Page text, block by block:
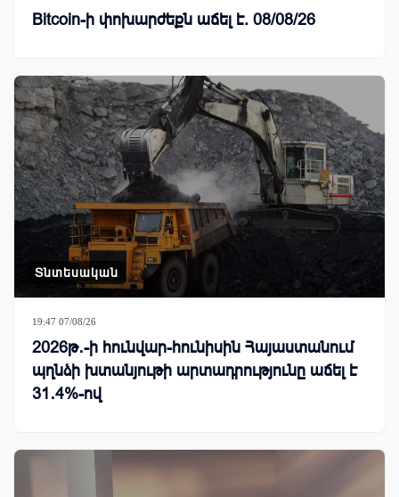
Bitcoin-ի փոխարժեքն աճել է. 08/08/26
Տնտեսական
19:47 07/08/26
2026թ․-ի հունվար-հունիսին Հայաստանում
պղնձի խտանյութի արտադրությունը աճել է
31․4%-ով